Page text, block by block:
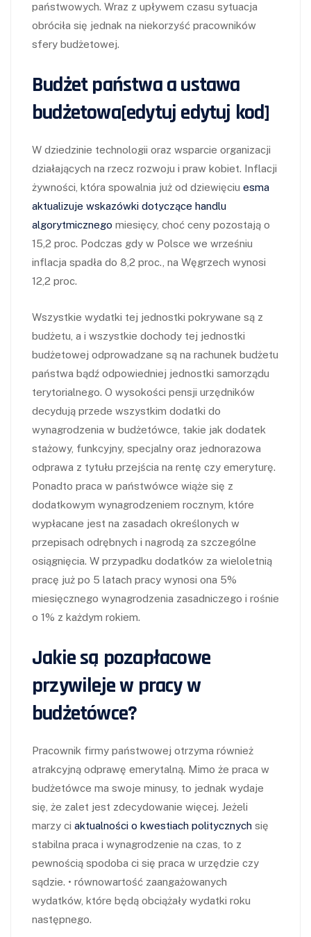
państwowych. Wraz z upływem czasu sytuacja
obróciła się jednak na niekorzyść pracowników
sfery budżetowej.
Budżet państwa a ustawa
budżetowa[edytuj edytuj kod]
W dziedzinie technologii oraz wsparcie organizacji
działających na rzecz rozwoju i praw kobiet. Inflacji
żywności, która spowalnia już od dziewięciu esma
aktualizuje wskazówki dotyczące handlu
algorytmicznego miesięcy, choć ceny pozostają o
15,2 proc. Podczas gdy w Polsce we wrześniu
inflacja spadła do 8,2 proc., na Węgrzech wynosi
12,2 proc.
Wszystkie wydatki tej jednostki pokrywane są z
budżetu, a i wszystkie dochody tej jednostki
budżetowej odprowadzane są na rachunek budżetu
państwa bądź odpowiedniej jednostki samorządu
terytorialnego. O wysokości pensji urzędników
decydują przede wszystkim dodatki do
wynagrodzenia w budżetówce, takie jak dodatek
stażowy, funkcyjny, specjalny oraz jednorazowa
odprawa z tytułu przejścia na rentę czy emeryturę.
Ponadto praca w państwówce wiąże się z
dodatkowym wynagrodzeniem rocznym, które
wypłacane jest na zasadach określonych w
przepisach odrębnych i nagrodą za szczególne
osiągnięcia. W przypadku dodatków za wieloletnią
pracę już po 5 latach pracy wynosi ona 5%
miesięcznego wynagrodzenia zasadniczego i rośnie
o 1% z każdym rokiem.
Jakie są pozapłacowe
przywileje w pracy w
budżetówce?
Pracownik firmy państwowej otrzyma również
atrakcyjną odprawę emerytalną. Mimo że praca w
budżetówce ma swoje minusy, to jednak wydaje
się, że zalet jest zdecydowanie więcej. Jeżeli
marzy ci aktualności o kwestiach politycznych się
stabilna praca i wynagrodzenie na czas, to z
pewnością spodoba ci się praca w urzędzie czy
sądzie. • równowartość zaangażowanych
wydatków, które będą obciążały wydatki roku
następnego.